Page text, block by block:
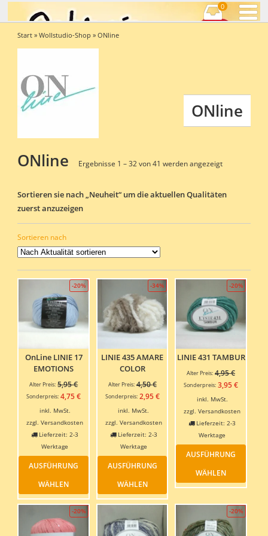
0
Start »Wollstudio-Shop » ONline
ONline
ONline Ergebnisse 1 – 32 von 41 werden angezeigtNach
Sortieren sie nach „Neuheit“ um die aktuellen Qualitäten
zuerst anzuzeigen
Sortieren nach
-20%
OnLine LINIE 17
EMOTIONS
Alter Preis: 5,95€Ursprünglicher
Preis
Sonderpreis: 4,75€Aktueller
inkl. MwSt.
zzgl.Versandkosten
Lieferzeit:2-3
Werktage
AUSFÜHRUNG
WÄHLEN
Dieses
Produkt
mehrere
Varianten
auf.
-34%
LINIE 435 AMARE
COLOR
Alter Preis: 4,50€Ursprünglicher
Preis
Sonderpreis: 2,95€Aktueller
inkl. MwSt.
zzgl. Versandkosten
Lieferzeit: 2-3
Werktage
AUSFÜHRUNG
WÄHLEN
Dieses
Produkt
weist
mehrere
Varianten
-20%
LINIE 431 TAMBUR
Alter Preis: 4,95€
Preis
Sonderpreis: 3,95€
inkl. MwSt.
zzgl.Versandkosten
Lieferzeit:2-3
Werktage
AUSFÜHRUNG
WÄHLEN
Dieses
auf.
Die
-20% -20%